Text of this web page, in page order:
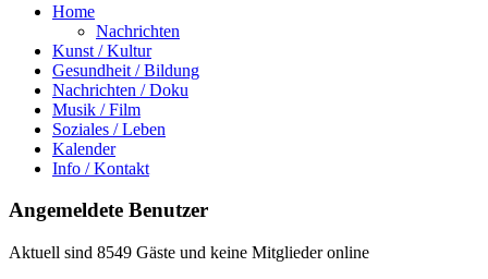
Home
Nachrichten
Kunst / Kultur
Gesundheit / Bildung
Nachrichten / Doku
Musik / Film
Soziales / Leben
Kalender
Info / Kontakt
Angemeldete Benutzer
Aktuell sind 8549 Gäste und keine Mitglieder online